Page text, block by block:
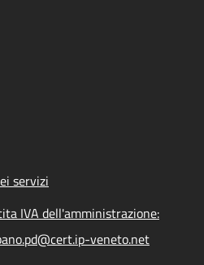
servizi
IVA dell'amministrazione:
veneto.net